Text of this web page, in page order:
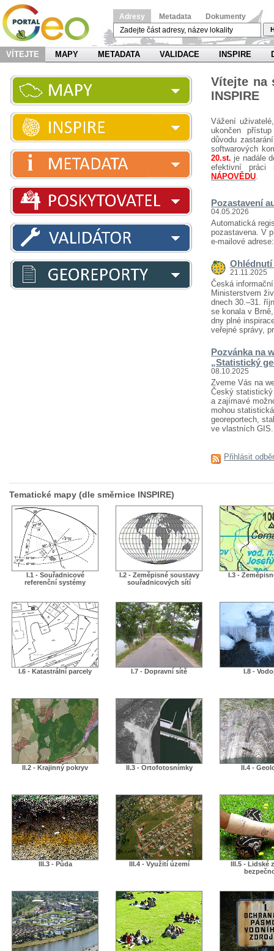
Adresy Metadata Dokumenty
VÍTEJTE MAPY METADATA VALIDACE INSPIRE
Vítejte na
INSPIRE
Vážení
ukončen
důvodu
softwarových
20.st. je nadále
efektivní práci
NÁPOVĚDU.
Pozastavení
04.05.2026
Automatická
pozastavena. V
e-mailové
Ohlédnutí
21.11.2025
Česká
Ministerstvem
dnech 30.–31.
se konala v
dny plné
veřejné správy,
Pozvánka na
„Statistický
08.10.2025
Zveme Vás na
Český
a zajímavé
mohou
georeportech,
ve vlastních
Přihlásit
Tematické mapy (dle směrnice INSPIRE)
I.1 - Souřadnicové
referenční systémy
I.2 - Zeměpisné soustavy
souřadnicových sítí
I.3 -
I.6 - Katastrální parcely I.7 - Dopravní sítě I.8 -
II.2 - Krajinný pokryv II.3 - Ortofotosnímky II.4 -
III.3 - Půda III.4 - Využití území
III.5 - Lidské